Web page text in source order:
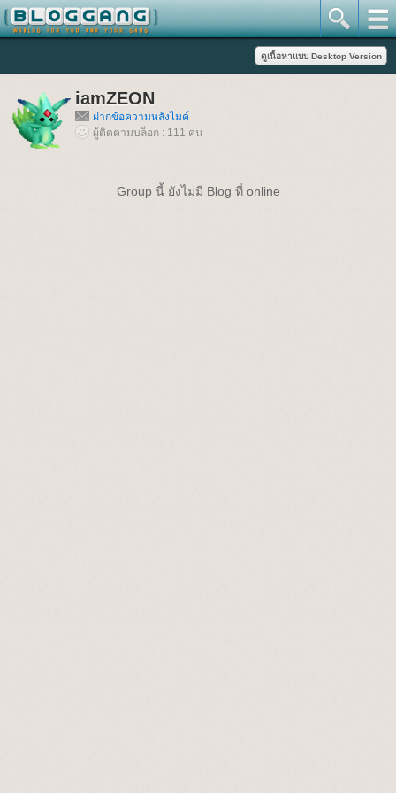
iamZEON
ฝากข้อความหลังไมค์
ผู้ติดตามบล็อก : 111 คน
Group นี้ ยังไม่มี Blog ที่ online